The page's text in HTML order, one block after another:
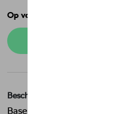
Op voorraad
Beschrijving
Baseballpet met gedrukt